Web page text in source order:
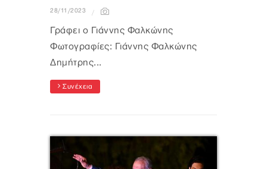
28/11/2023
Γράφει ο Γιάννης Φαλκώνης
Φωτογραφίες: Γιάννης Φαλκώνης
Δημήτρης...
Συνέχεια